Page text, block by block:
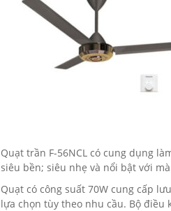
Quạt trần F-56NCL có cung dụng
siêu bền; siêu nhẹ và nổi bật với
Quạt có công suất 70W cung cấp
lựa chọn tùy theo nhu cầu. Bộ